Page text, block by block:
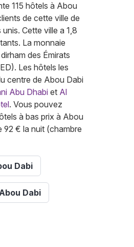
115 hôtels à Abou
de cette ville de
unis. Cette ville a 1,8
La monnaie
des Émirats
Les hôtels les
centre de Abou Dabi
Abu Dhabi et Al
. Vous pouvez
à bas prix à Abou
92 € la nuit (chambre
Dabi
Dabi